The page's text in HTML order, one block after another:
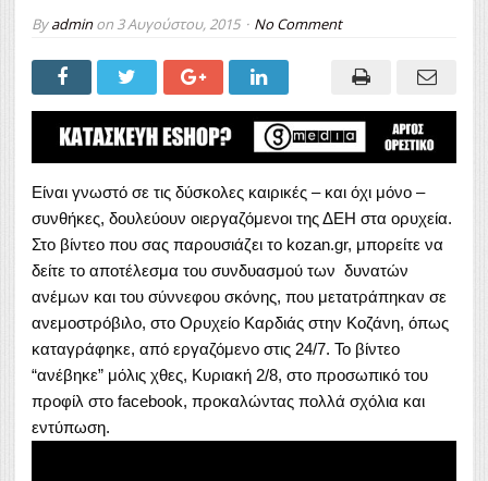
Byadminon 3 Αυγούστου, 2015 No Comment
Είναι γνωστό σε τις δύσκολες καιρικές – και όχι μόνο –
συνθήκες, δουλεύουν οιεργαζόμενοι της ΔΕΗ στα ορυχεία.
Στο βίντεο που σας παρουσιάζει το kozan.gr, μπορείτε να
δείτε το αποτέλεσμα του συνδυασμού των δυνατών
ανέμων και του σύννεφου σκόνης, που μετατράπηκαν σε
ανεμοστρόβιλο, στο Ορυχείο Καρδιάς στην Κοζάνη, όπως
καταγράφηκε, από εργαζόμενο στις 24/7. Το βίντεο
“ανέβηκε” μόλις χθες, Κυριακή 2/8, στο προσωπικό του
προφίλ στο facebook, προκαλώντας πολλά σχόλια και
εντύπωση.